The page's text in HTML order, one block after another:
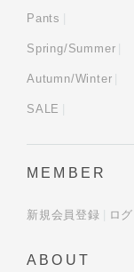
Pants
Spring/Summer
Autumn/Winter
SALE
MEMBER
新規会員登録 ロ
ABOUT